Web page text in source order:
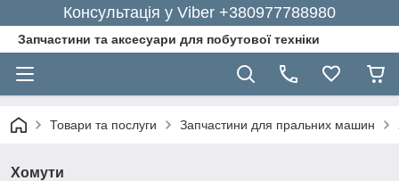
Консультація у Viber +380977788980
Запчастини та аксесуари для побутової техніки
Товари та послуги Запчастини для пральних машин
Хомути